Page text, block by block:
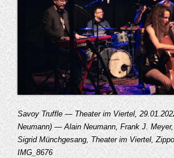
Savoy Truffle — Theater im Viertel,
Neumann) — Alain Neumann, Frank J.
Sigrid Münchgesang, Theater im Viertel,
IMG_8676